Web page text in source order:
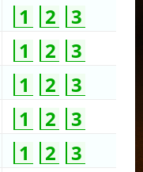
1 2
3
1 2
3
1 2
3
1 2
3
1 2
3